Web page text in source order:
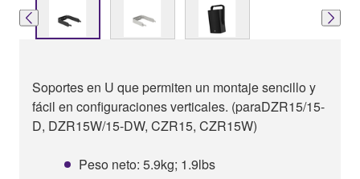
Soportes en U que permiten un montaje sencillo y
fácil en configuraciones verticales. (paraDZR15/15-
D, DZR15W/15-DW, CZR15, CZR15W)
Peso neto: 5.9kg; 1.9lbs